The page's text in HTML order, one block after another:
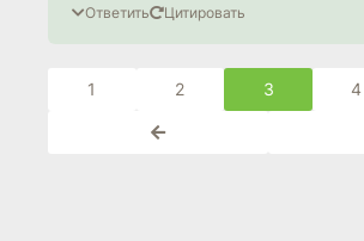
Ответить Цитировать
1 2 3 4